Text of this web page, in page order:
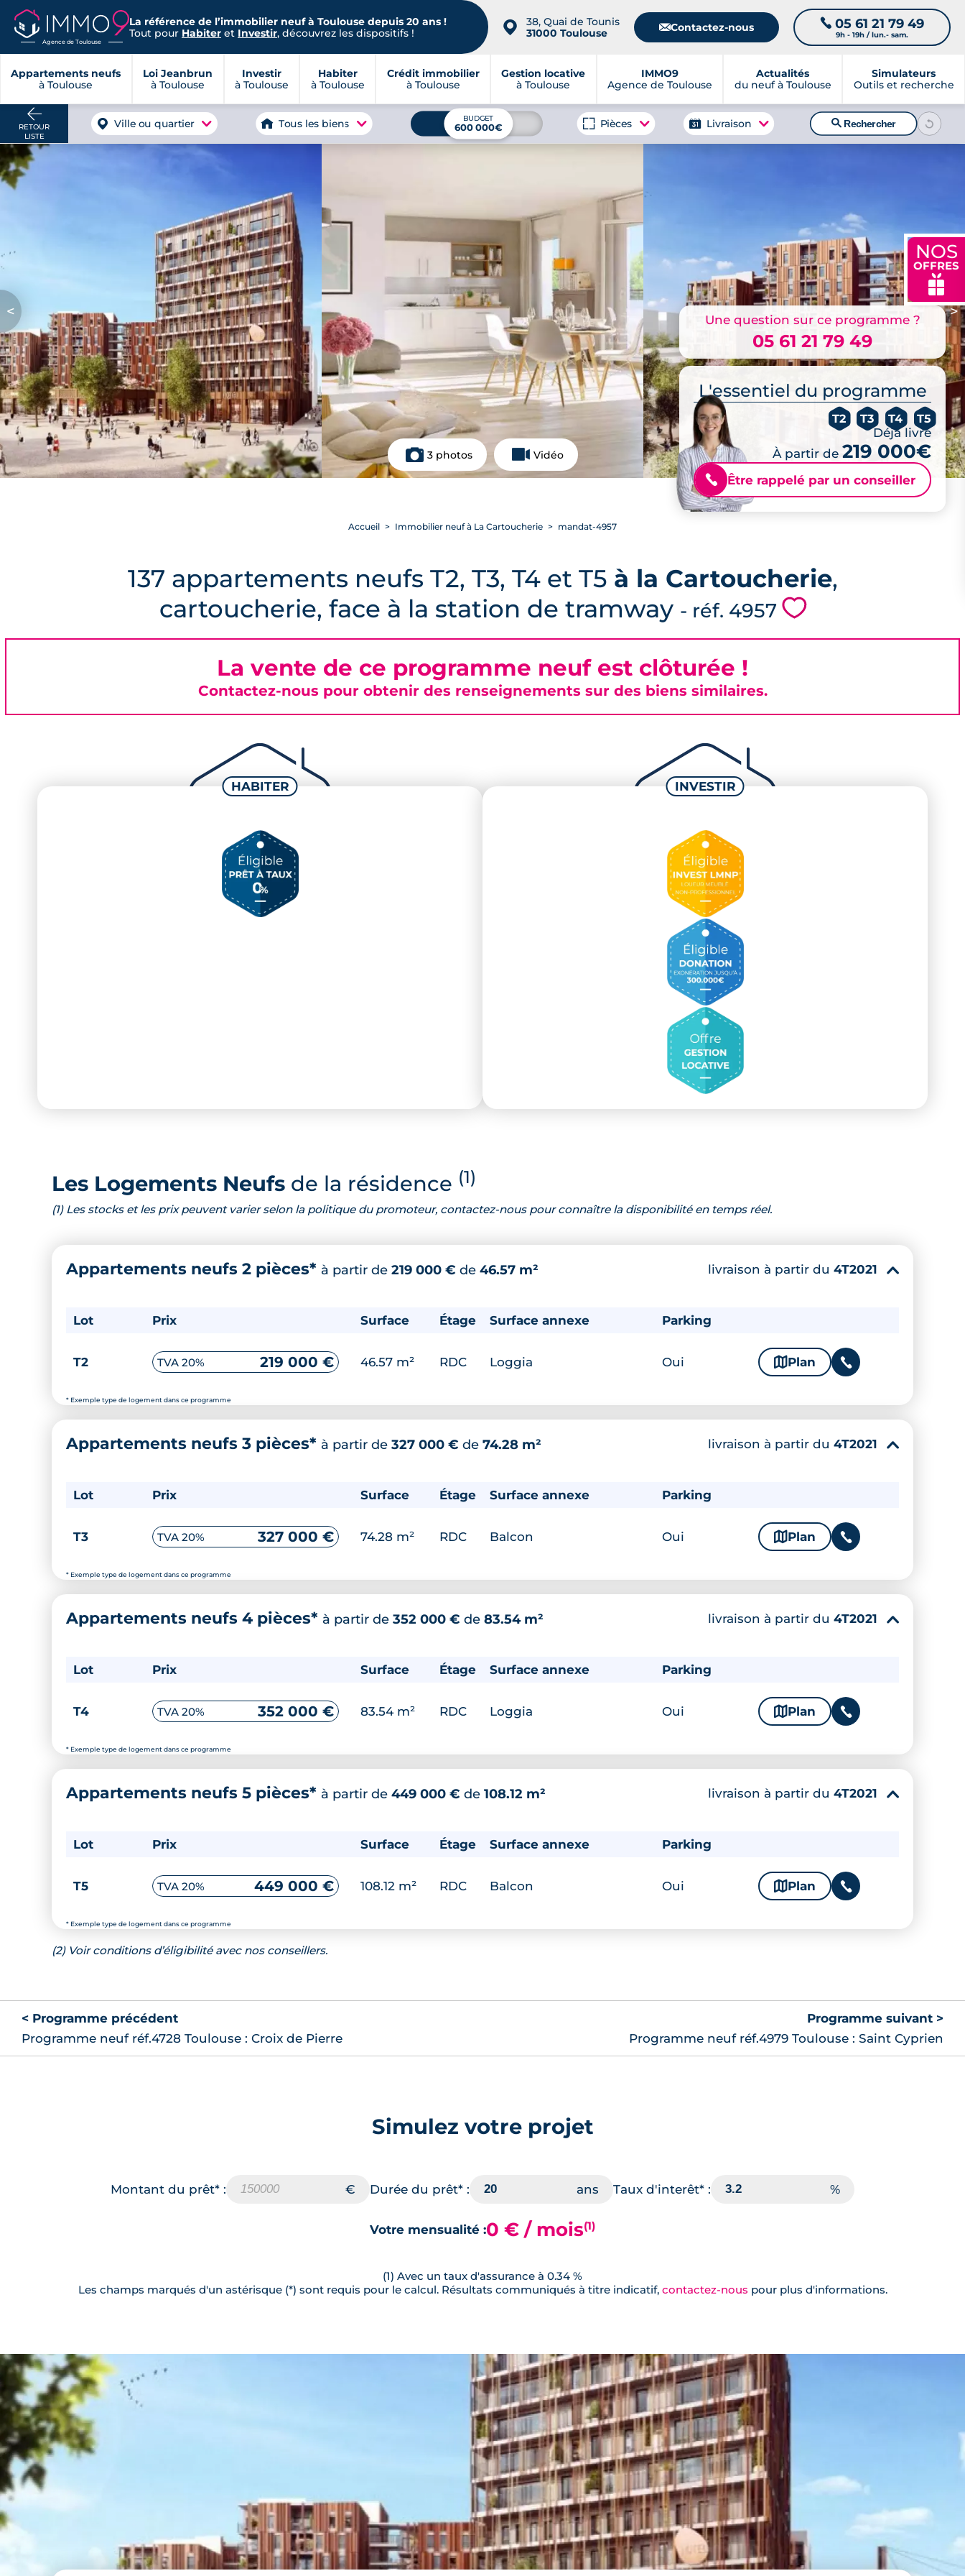
Agence de Toulouse
La référence de l’immobilier neuf à Toulouse depuis 20 ans !
Tout pour Habiter et Investir, découvrez les dispositifs ! 📍
38, Quai de Tounis
31000 Toulouse
📧Contactez-nous 📞 05 61 21 79 49
9h - 19h / lun.- sam.
Appartements neufs
à Toulouse
Loi Jeanbrun
à Toulouse
Investir
à Toulouse
Habiter
à Toulouse
Crédit immobilier
à Toulouse
Gestion locative
à Toulouse
IMMO9
Agence de Toulouse
Actualités
du neuf à Toulouse
Simulateurs
Outils et recherche
NOS
OFFRES
🎁
RETOUR
LISTE
Ville ou quartier Tous les biens BUDGET
600 000€ Pièces Livraison 🔍Rechercher
< >
3 photos Vidéo
Une question sur ce programme ?
05 61 21 79 49
L'essentiel du programme
T2 T3 T4 T5
Déjà livré
À partir de 219 000€
📞 Être rappelé par un conseiller
Accueil Immobilier neuf à La Cartoucherie mandat-4957
137 appartements neufs T2, T3, T4 et T5 à la Cartoucherie,
cartoucherie, face à la station de tramway - réf. 4957 💗
La vente de ce programme neuf est clôturée !
Contactez-nous pour obtenir des renseignements sur des biens similaires.
Les Logements Neufs de la résidence (1)
(1) Les stocks et les prix peuvent varier selon la politique du promoteur, contactez-nous pour connaître la disponibilité en temps réel.
Appartements neufs 2 pièces* à partir de 219 000 € de 46.57 m²
* Exemple type de logement dans ce programme
livraison à partir du 4T2021 ▾
Lot Prix Surface Étage Surface annexe Parking
T2 TVA 20% 219 000 € 46.57 m² RDC Loggia Oui 🗞 Plan 📞
Appartements neufs 3 pièces* à partir de 327 000 € de 74.28 m²
* Exemple type de logement dans ce programme
livraison à partir du 4T2021 ▾
Lot Prix Surface Étage Surface annexe Parking
T3 TVA 20% 327 000 € 74.28 m² RDC Balcon Oui 🗞 Plan 📞
Appartements neufs 4 pièces* à partir de 352 000 € de 83.54 m²
* Exemple type de logement dans ce programme
livraison à partir du 4T2021 ▾
Lot Prix Surface Étage Surface annexe Parking
T4 TVA 20% 352 000 € 83.54 m² RDC Loggia Oui 🗞 Plan 📞
Appartements neufs 5 pièces* à partir de 449 000 € de 108.12 m²
* Exemple type de logement dans ce programme
livraison à partir du 4T2021 ▾
Lot Prix Surface Étage Surface annexe Parking
T5 TVA 20% 449 000 € 108.12 m² RDC Balcon Oui 🗞 Plan 📞
(2) Voir conditions d’éligibilité avec nos conseillers.
< Programme précédent
Programme neuf réf.4728 Toulouse : Croix de Pierre
Programme suivant >
Programme neuf réf.4979 Toulouse : Saint Cyprien
Simulez votre projet
Montant du prêt* : Durée du prêt* : Taux d'interêt* :
Votre mensualité :0 € / mois(1)
(1) Avec un taux d'assurance à 0.34 %
Les champs marqués d'un astérisque (*) sont requis pour le calcul. Résultats communiqués à titre indicatif, contactez-nous pour plus d'informations.